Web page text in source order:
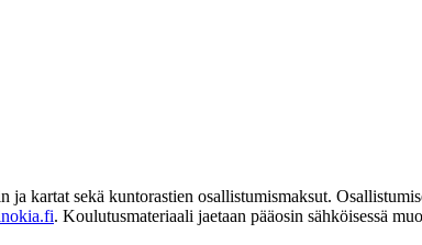
ja kartat sekä kuntorastien osallistumismaksut.
. Koulutusmateriaali jaetaan pääosin sähköisessä